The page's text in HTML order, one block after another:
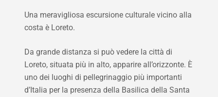
Una meravigliosa escursione culturale vicino alla
costa è Loreto.
Da grande distanza si può vedere la città di
Loreto, situata più in alto, apparire all’orizzonte. È
uno dei luoghi di pellegrinaggio più importanti
d’Italia per la presenza della Basilica della Santa